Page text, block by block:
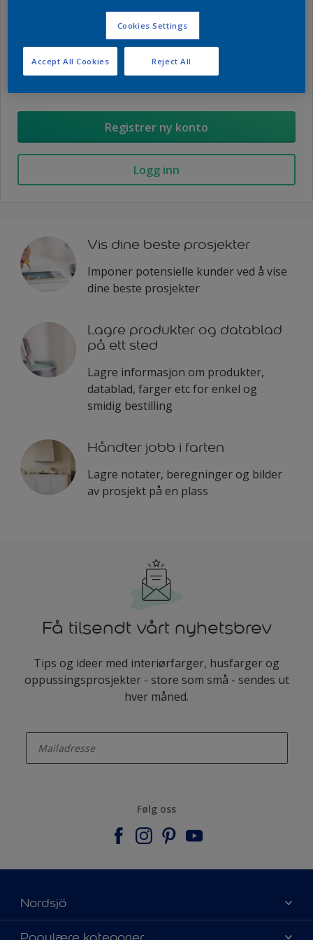
Bruk Mine Prosjekter for å håndtere jobb og samle
produktinformasjon og datablad. Meld deg inn og få
tilsendt nyhetsbrev med produktnyheter,
Registrer ny konto
Logg inn
Vis dine beste prosjekter
Imponer potensielle kunder ved å vise
dine beste prosjekter
Lagre produkter og datablad
på ett sted
Lagre informasjon om produkter,
datablad, farger etc for enkel og
smidig bestilling
Håndter jobb i farten
Lagre notater, beregninger og bilder
av prosjekt på en plass
Få tilsendt vårt nyhetsbrev
Tips og ideer med interiørfarger, husfarger og
oppussingsprosjekter - store som små - sendes ut
hver måned.
Følg oss
Nordsjö
Om Nordsjö
Cookies Settings
Reject All
Accept All Cookies